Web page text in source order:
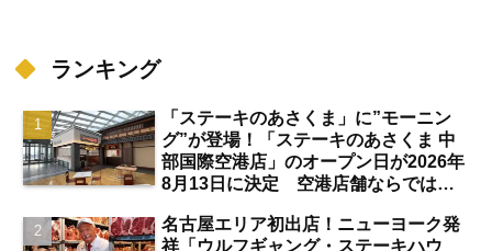
ランキング
「ステーキのあさくま」に”モーニン
グ”が登場！「ステーキのあさくま 中
部国際空港店」のオープン日が2026年
8月13日に決定 空港店舗ならではの
名古屋エリア初出店！ニューヨーク発
祥「ウルフギャング・ステーキハウ